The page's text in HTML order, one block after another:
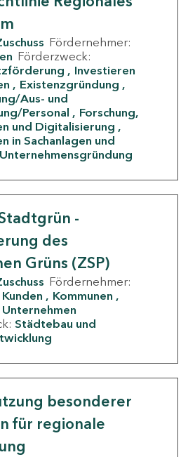
Fördernehmer:
Förderzweck:
Investieren
Existenzgründung
Aus- und
Personal
Forschung,
und Digitalisierung
in Sachanlagen und
Unternehmensgründung
-
des
Grüns (ZSP)
Fördernehmer:
Kommunen
Städtebau und
besonderer
für regionale